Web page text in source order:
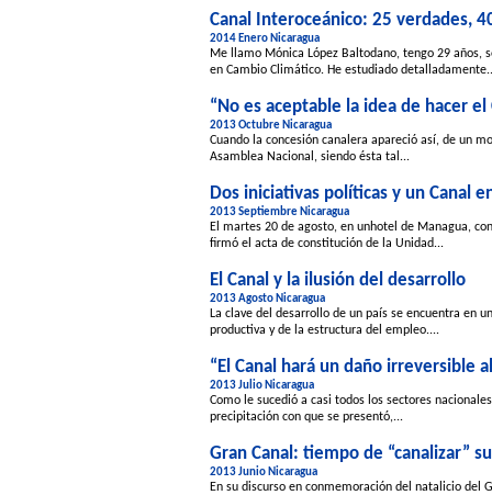
Canal Interoceánico: 25 verdades,
2014 Enero Nicaragua
Me llamo Mónica López Baltodano, tengo 29 años,
en Cambio Climático. He estudiado
“No es aceptable la idea de hacer
2013 Octubre Nicaragua
Cuando la concesión canalera apareció así, de un
Asamblea Nacional, siendo ésta tal...
Dos iniciativas políticas y un Canal
2013 Septiembre Nicaragua
El martes 20 de agosto, en unhotel de Managua,
firmó el acta de constitución de la Unidad...
El Canal y la ilusión del desarrollo
2013 Agosto Nicaragua
La clave del desarrollo de un país se encuentra en
productiva y de la estructura del empleo....
“El Canal hará un daño irreversible
2013 Julio Nicaragua
Como le sucedió a casi todos los sectores
precipitación con que se presentó,...
Gran Canal: tiempo de “canalizar”
2013 Junio Nicaragua
En su discurso en conmemoración del natalicio del